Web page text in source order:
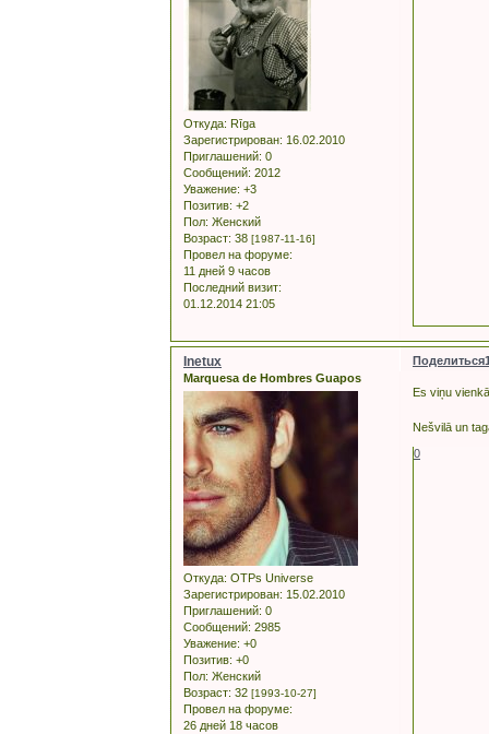
Откуда: Rīga
Зарегистрирован: 16.02.2010
Приглашений: 0
Сообщений: 2012
Уважение: +3
Позитив: +2
Пол: Женский
Возраст: 38 [1987-11-16]
Провел на форуме:
11 дней 9 часов
Последний визит:
01.12.2014 21:05
Поделиться
Inetux
Marquesa de Hombres Guapos
Откуда: OTPs Universe
Зарегистрирован: 15.02.2010
Приглашений: 0
Сообщений: 2985
Уважение: +0
Позитив: +0
Пол: Женский
Возраст: 32 [1993-10-27]
Провел на форуме:
26 дней 18 часов
Es viņu
Nešvilā un
0